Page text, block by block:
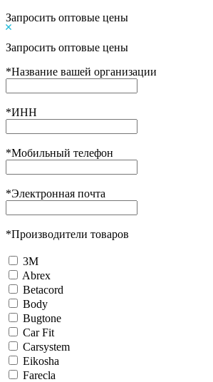
Запросить оптовые цены
Запросить оптовые цены
*Название вашей организации
*ИНН
*Мобильный телефон
*Электронная почта
*Производители товаров
3М
Abrex
Betacord
Body
Bugtone
Car Fit
Carsystem
Eikosha
Farecla